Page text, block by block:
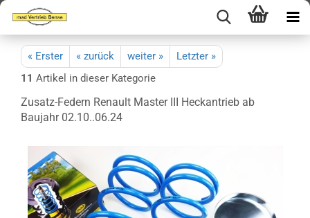
« Erster « zurück weiter »
Letzter »
11 Artikel in dieser Kategorie
Zusatz-Federn Renault Master III Heckantrieb ab
Baujahr 02.10..06.24